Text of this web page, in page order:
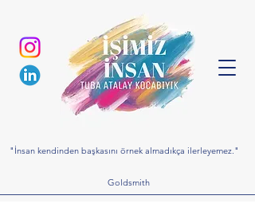
"İnsan kendinden başkasını örnek almadıkça ilerleyemez."
Goldsmith